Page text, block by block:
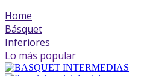
Home
Básquet
Inferiores
Lo más popular